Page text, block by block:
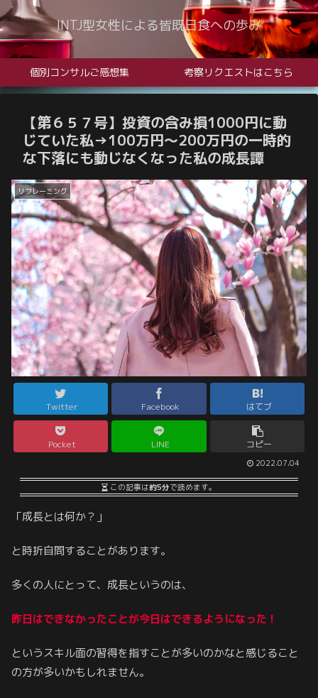
INTJ型女性による皆既日食への歩み
個別コンサルご感想集 考察リクエストはこちら
【第６５７号】投資の含み損1000円に動
じていた私→100万円～200万円の一時的
な下落にも動じなくなった私の成長譚
リフレーミング
Twitter Facebook はてブ
Pocket LINE コピー
2022.07.04
この記事は約5分で読めます。
「成長とは何か？」
と時折自問することがあります。
多くの人にとって、成長というのは、
昨日はできなかったことが今日はできるようになった！
というスキル面の習得を指すことが多いのかなと感じること
の方が多いかもしれません。